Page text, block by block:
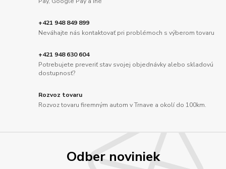
+421 948 849 899
Neváhajte nás kontaktovať pri problémoch s výberom tovaru
+421 948 630 604
Potrebujete preveriť stav svojej objednávky alebo skladovú
dostupnosť?
Rozvoz tovaru
Rozvoz tovaru firemným autom v Trnave a okolí do 100km.
Odber noviniek